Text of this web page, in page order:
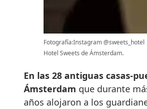
Fotografía:Instagram @sweets_hotel
Hotel Sweets de Ámsterdam.
En las 28 antiguas casas-
Ámsterdam que durante
años alojaron a los